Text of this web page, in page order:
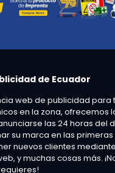
de Ecuador
web de publicidad para
en la zona, ofrecemos
las 24 horas del
su marca en las
nuevos clientes
y muchas cosas más.